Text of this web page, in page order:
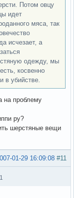
Потом овцу
идет
мяса, так
исчезает, а
одежду, мы
косвенно
в убийстве.
на проблему
ру?
шерстяные вещи
#11
01-29 16:09:08